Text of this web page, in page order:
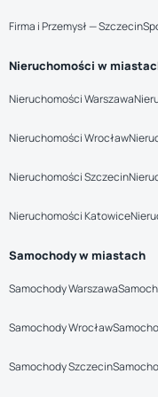
Firma i Przemysł — Szczecin
Nieruchomości w
Nieruchomości Warszawa
Nieruchomości Wrocław
Nieruchomości Szczecin
Nieruchomości Katowice
Samochody w miastach
Samochody Warszawa
Samochody Wrocław
Samochody Szczecin